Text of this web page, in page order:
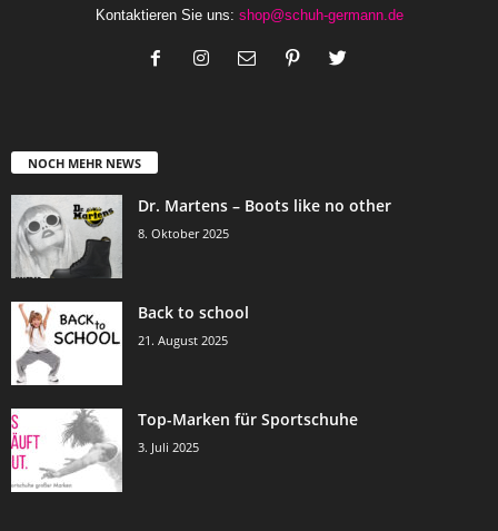
Kontaktieren Sie uns: shop@schuh-germann.de
NOCH MEHR NEWS
Dr. Martens – Boots like no other
8. Oktober 2025
Back to school
21. August 2025
Top-Marken für Sportschuhe
3. Juli 2025